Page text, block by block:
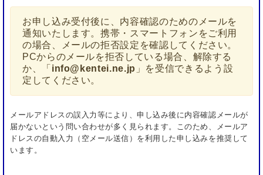
の対応を取らせていただきます。
試験委員の指示に従わない者
試験中に、助言を与えたり、受けたりする者
試験問題等を複写する者
問題用紙・答案用紙・計算用紙を持ち出す者
用紙の持ち帰りを認め、失格としない。
受験機器を使用し、試験プログラム以外のアプリ
お申し込み受付後に、内容確認のためのメールを
通知いたします。携帯・スマートフォンをご利用
の場合、メールの拒否設定を確認してください。
PCからのメールを拒否している場合、解除する
か、「 info@kentei.ne.jp 」を受信できるよう設
定してください。
メールアドレスの誤入力等により、申し込み後に内容確認メールが
届かないという問い合わせが多く見られます。このため、メールア
ドレスの自動入力（空メール送信）を利用した申し込みを推奨して
います。